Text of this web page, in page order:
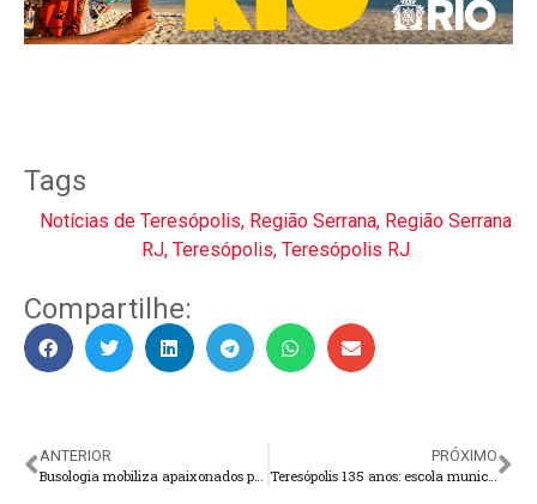
Tags
Notícias de Teresópolis, Região Serrana, Região Serrana
RJ, Teresópolis, Teresópolis RJ
Compartilhe:
ANTERIOR
PRÓXIMO